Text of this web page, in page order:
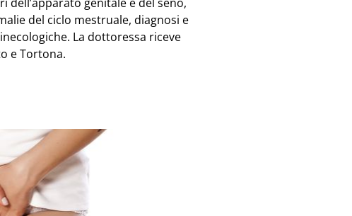
del ciclo mestruale, diagnosi e
La dottoressa riceve
e Tortona.